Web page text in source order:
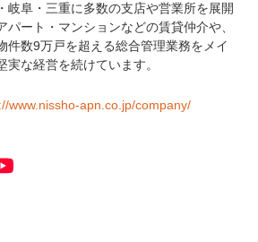
岐阜・三重に多数の支店や営業所を展開
パート・マンションなどの賃貸仲介や、
件数9万戸を超える総合管理業務をメイ
実な経営を続けています。
www.nissho-apn.co.jp/company/